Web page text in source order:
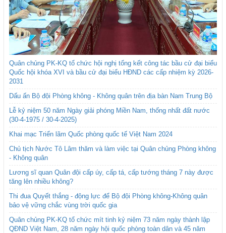
Quân chủng PK-KQ tổ chức hội nghị tổng kết công tác bầu cử đại biểu
Quốc hội khóa XVI và bầu cử đại biểu HĐND các cấp nhiệm kỳ 2026-
2031
Dấu ấn Bộ đội Phòng không - Không quân trên địa bàn Nam Trung Bộ
Lễ kỷ niệm 50 năm Ngày giải phóng Miền Nam, thống nhất đất nước
(30-4-1975 / 30-4-2025)
Khai mạc Triển lãm Quốc phòng quốc tế Việt Nam 2024
Chủ tịch Nước Tô Lâm thăm và làm việc tại Quân chủng Phòng không
- Không quân
Lương sĩ quan Quân đội cấp úy, cấp tá, cấp tướng tháng 7 này được
tăng lên nhiều không?
Thi đua Quyết thắng - động lực để Bộ đội Phòng không-Không quân
bảo vệ vững chắc vùng trời quốc gia
Quân chủng PK-KQ tổ chức mít tinh kỷ niệm 73 năm ngày thành lập
QĐND Việt Nam, 28 năm ngày hội quốc phòng toàn dân và 45 năm